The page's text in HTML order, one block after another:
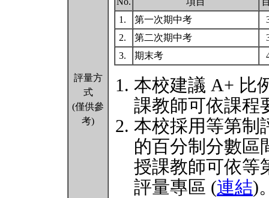
評量方
式
(僅供參
考)
1.
第一次期中考
2.
第二次期中考
3.
期末考
本校建議 A+ 比
課教師可依課程
本校採用等第制
的百分制分數區
授課教師可依等
評量專區 (連結)